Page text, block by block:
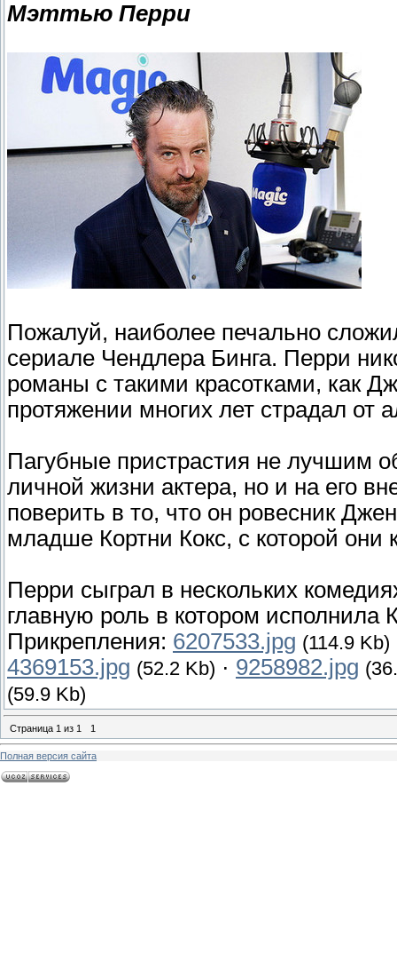
Мэттью Перри
Пожалуй, наиболее печально
сериале Чендлера Бинга. Перри
романы с такими красотками, как
протяжении многих лет страдал от
Пагубные пристрастия не лучшим
личной жизни актера, но и на его
поверить в то, что он ровесник
младше Кортни Кокс, с которой они
Перри сыграл в нескольких
главную роль в котором исполнила
Прикрепления: 6207533.jpg (114.9 Kb)
4369153.jpg (52.2 Kb) · 9258982.jpg
(59.9 Kb)
Страница 1 из 1 1
Полная версия сайта